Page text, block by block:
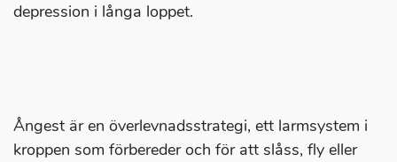
depression i långa loppet.
Ångest är en överlevnadsstrategi, ett larmsystem i
kroppen som förbereder och för att slåss, fly eller